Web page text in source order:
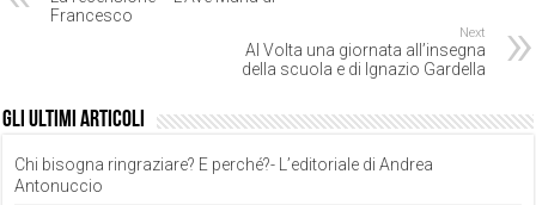
Francesco
Next
Al Volta una giornata all’insegna
della scuola e di Ignazio Gardella
Gli ultimi articoli
Chi bisogna ringraziare? E perché?- L’editoriale di Andrea
Antonuccio